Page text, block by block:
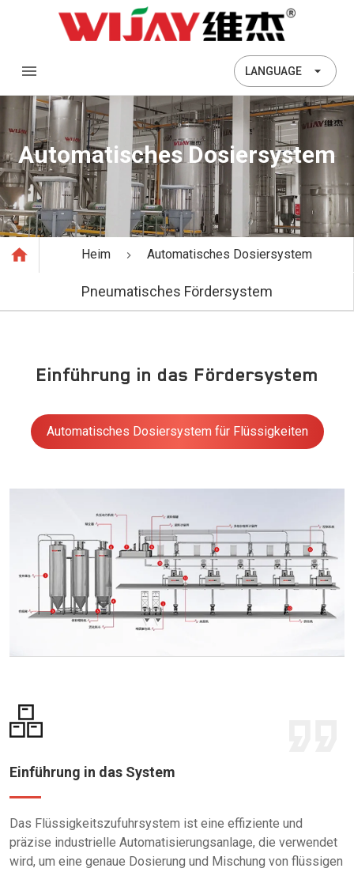
LANGUAGE
Automatisches Dosiersystem
Heim Automatisches Dosiersystem
Pneumatisches Fördersystem
Einführung in das Fördersystem
Automatisches Dosiersystem für Flüssigkeiten
Einführung in das System
Das Flüssigkeitszufuhrsystem ist eine effiziente und
präzise industrielle Automatisierungsanlage, die verwendet
wird, um eine genaue Dosierung und Mischung von flüssigen